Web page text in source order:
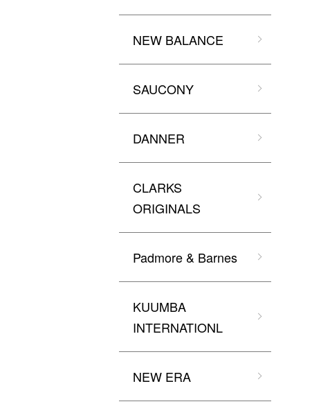
NEW BALANCE
SAUCONY
DANNER
CLARKS
ORIGINALS
Padmore & Barnes
KUUMBA
INTERNATIONL
NEW ERA